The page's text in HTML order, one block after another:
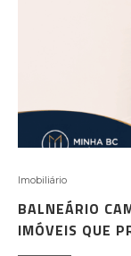
Imobiliário
BALNEÁRIO
IMÓVEIS QUE